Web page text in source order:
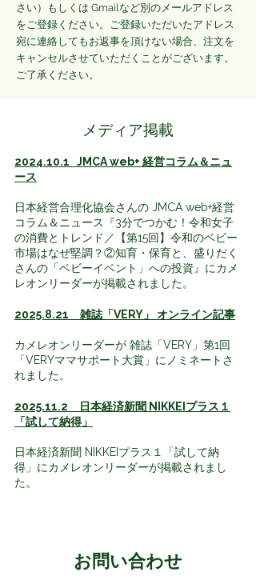
さい）もしくは Gmailなど別のメールアドレス
をご登録ください。ご登録いただいたアドレス
宛に連絡してもお返事を頂けない場合、注文を
キャンセルさせていただくことがございます。
ご了承ください。
メディア掲載
2024.10.1 JMCA web+ 経営コラム＆ニュ
ース
日本経営合理化協会さんの JMCA web+経営
コラム＆ニュース『3分でつかむ！令和女子
の消費とトレンド／【第15回】令和のベビー
市場はなぜ堅調？②知育・保育と、盛りだく
さんの「ベビーイベント」への投資』にカメ
レオンリーダーが掲載されました。
2025.8.21 雑誌「VERY」 オンライン記事
カメレオンリーダーが 雑誌「VERY」第1回
「VERYママサポート大賞」にノミネートさ
れました。
2025.11.2 日本経済新聞 NIKKEIプラス１
「試して納得」
​日本経済新聞 NIKKEIプラス１「試して納
得」にカメレオンリーダーが掲載されまし
た。
​お問い合わせ